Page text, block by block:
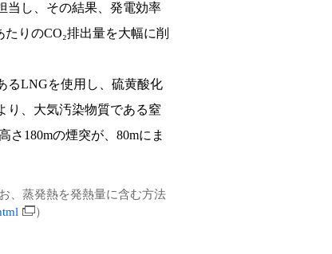
当し、その結果、発電効率
りのCO₂排出量を大幅に削
るLNGを使用し、硫黄酸化
り、大気汚染物質である窒
180mの煙突が、80mにま
、蒸発熱を発熱量に含む方法
）